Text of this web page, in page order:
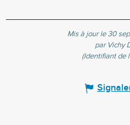
Mis à jour le 30
par Vichy
(Identifiant de